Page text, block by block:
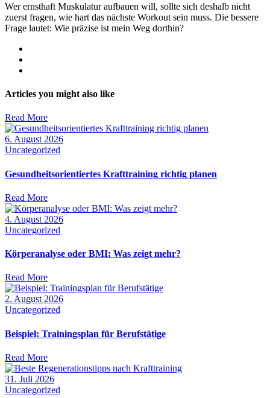
Wer ernsthaft Muskulatur aufbauen will, sollte sich deshalb nicht
zuerst fragen, wie hart das nächste Workout sein muss. Die bessere
Frage lautet: Wie präzise ist mein Weg dorthin?
Articles you might also like
Read More
6. August 2026
Uncategorized
Gesundheitsorientiertes Krafttraining richtig planen
Read More
4. August 2026
Uncategorized
Körperanalyse oder BMI: Was zeigt mehr?
Read More
2. August 2026
Uncategorized
Beispiel: Trainingsplan für Berufstätige
Read More
31. Juli 2026
Uncategorized